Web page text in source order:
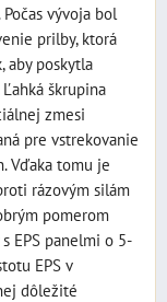
vývoja bol
prilby, ktorá
aby poskytla
škrupina
zmesi
pre vstrekovanie
Vďaka tomu je
rázovým silám
pomerom
EPS panelmi o 5-
EPS v
dôležité